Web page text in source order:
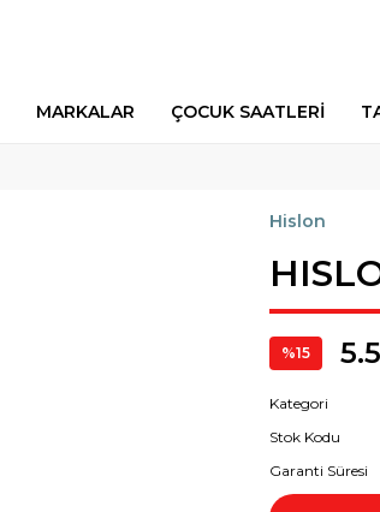
MARKALAR ÇOCUK SAATLERİ
Hislon
%15
Kategori
Stok Kodu
Garanti Süresi